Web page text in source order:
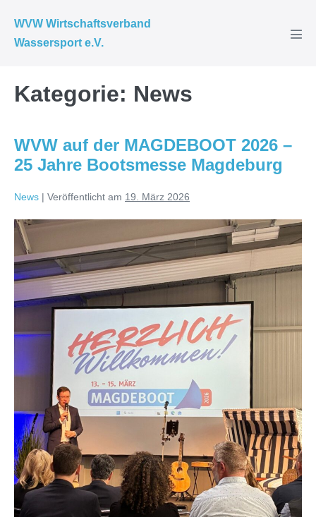
Inhalt
springen
WVW Wirtschaftsverband
Wassersport e.V.
Kategorie: News
WVW auf der MAGDEBOOT 2026 –
25 Jahre Bootsmesse Magdeburg
News | Veröffentlicht am 19. März 2026
WVW
auf
der
MAGDEBOOT
2026
25
Bootsmesse
Magdeburg